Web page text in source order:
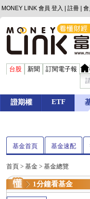
MONEY LINK 會員 登入 註冊
台股 新聞 訂閱電子報
證期權 ETF
基金首頁 基金速配
首頁 > 基金 > 基金總覽
1分鐘看基金